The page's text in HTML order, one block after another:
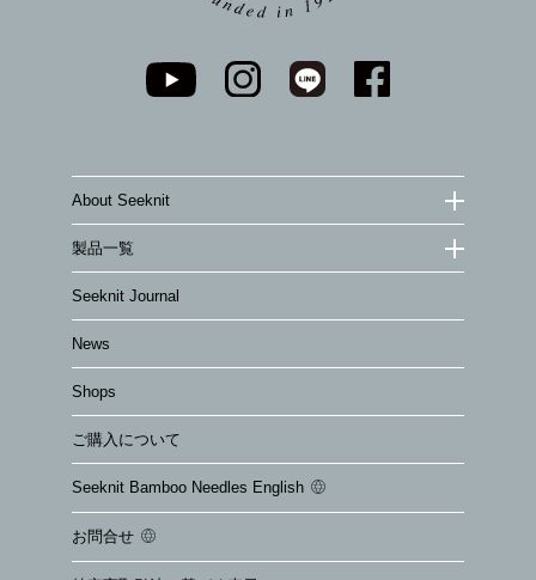
About Seeknit
製品一覧
Seeknit Journal
News
Shops
ご購入について
Seeknit Bamboo Needles English
お問合せ